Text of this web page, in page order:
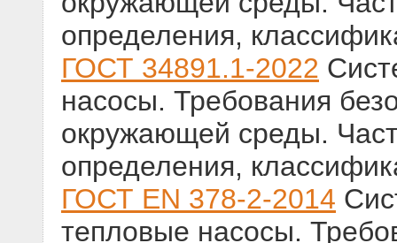
определения,
ГОСТ 34891.1-2022
насосы. Требования
окружающей среды.
определения,
ГОСТ EN 378-2-2014
тепловые насосы.